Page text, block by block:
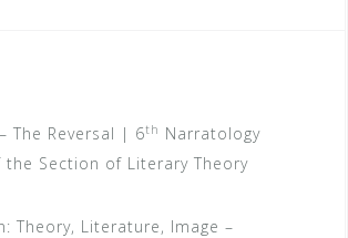
The Reversal | 6th Narratology
the Section of Literary Theory
Theory, Literature, Image –